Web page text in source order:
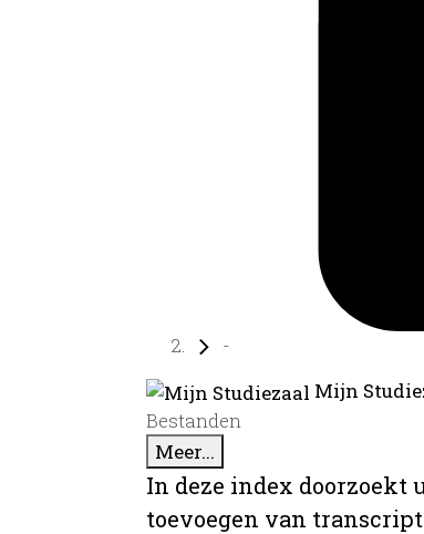
-
Mijn
Bestanden
Meer...
In deze index doorzoekt
toevoegen van